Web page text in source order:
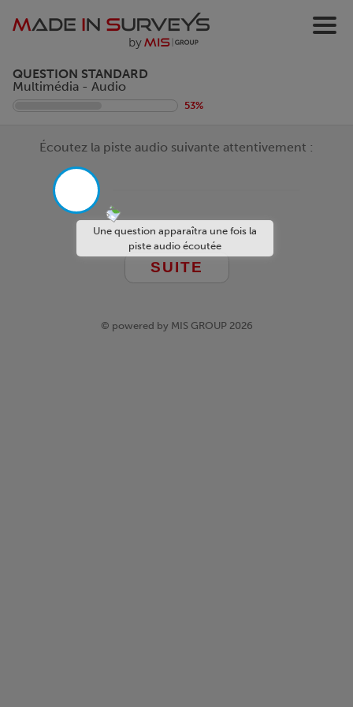
QUESTION STANDARD
Multimédia - Audio
53%
Écoutez la piste audio suivante attentivement :
Une question apparaîtra une fois la
piste audio écoutée
© powered by MIS GROUP 2026